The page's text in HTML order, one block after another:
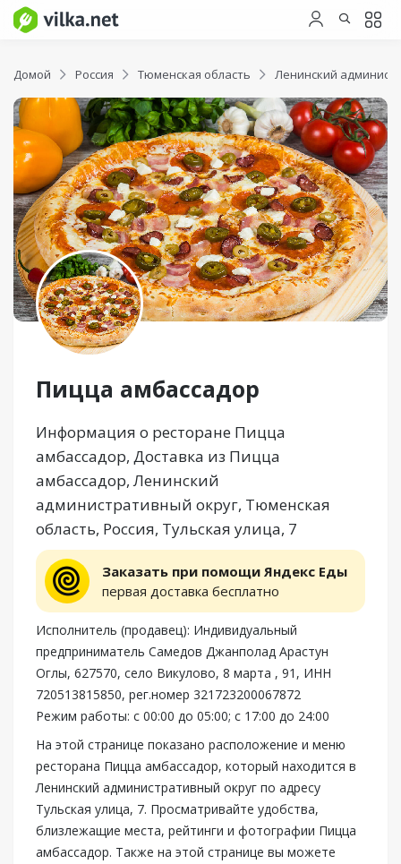
Домой Россия Тюменская область Ленинский
Пицца амбассадор
Информация о ресторане Пицца
амбассадор, Доставка из Пицца
амбассадор, Ленинский
административный округ, Тюменская
область, Россия, Тульская улица, 7
Заказать при помощи Яндекс Еды
первая доставка бесплатно
Исполнитель (продавец): Индивидуальный
предприниматель Самедов Джанполад Арастун
Оглы, 627570, село Викулово, 8 марта , 91, ИНН
720513815850, рег.номер 321723200067872
Режим работы: с 00:00 до 05:00; с 17:00 до 24:00
На этой странице показано расположение и меню
ресторана Пицца амбассадор, который находится в
Ленинский административный округ по адресу
Тульская улица, 7. Просматривайте удобства,
близлежащие места, рейтинги и фотографии Пицца
амбассадор. Также на этой странице вы можете